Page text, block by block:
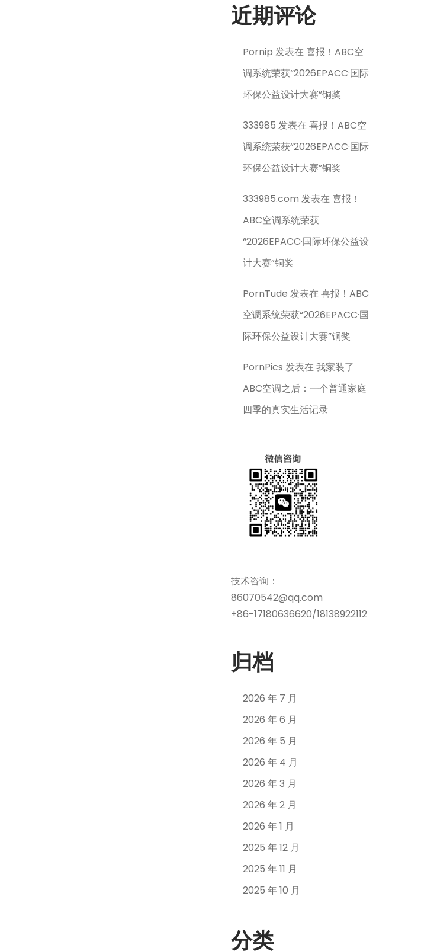
近期评论
Pornip 发表在喜报！ABC空
调系统荣获“2026EPACC·国际
环保公益设计大赛”铜奖
333985 发表在喜报！ABC空
调系统荣获“2026EPACC·国际
环保公益设计大赛”铜奖
333985.com 发表在喜报！
ABC空调系统荣获
“2026EPACC·国际环保公益设
计大赛”铜奖
PornTude 发表在喜报！ABC
空调系统荣获“2026EPACC·国
际环保公益设计大赛”铜奖
PornPics 发表在我家装了
ABC空调之后：一个普通家庭
四季的真实生活记录
技术咨询：
86070542@qq.com
+86-17180636620/18138922112
归档
2026 年 7 月
2026 年 6 月
2026 年 5 月
2026 年 4 月
2026 年 3 月
2026 年 2 月
2026 年 1 月
2025 年 12 月
2025 年 11 月
2025 年 10 月
分类